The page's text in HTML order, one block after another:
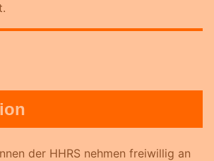
der HHRS nehmen freiwillig an